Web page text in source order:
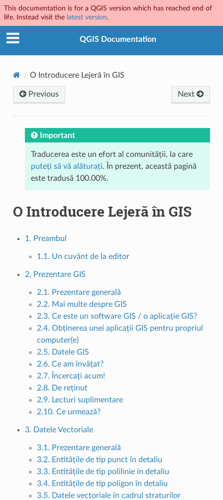
This documentation is for a QGIS version which has reached end of
life. Instead visit the latest version.
QGIS Documentation
O Introducere Lejeră în GIS
Previous Next
Important
Traducerea este un efort al comunității, la care
puteți să vă alăturați. În prezent, această pagină
este tradusă 100.00%.
O Introducere Lejeră în GIS
1. Preambul
1.1. Un cuvânt de la editor
2. Prezentare GIS
2.1. Prezentare generală
2.2. Mai multe despre GIS
2.3. Ce este un software GIS / o aplicație GIS?
2.4. Obținerea unei aplicații GIS pentru propriul
computer(e)
2.5. Datele GIS
2.6. Ce am învățat?
2.7. Încercați acum!
2.8. De reținut
2.9. Lecturi suplimentare
2.10. Ce urmează?
3. Datele Vectoriale
3.1. Prezentare generală
3.2. Entitățile de tip punct în detaliu
3.3. Entitățile de tip polilinie în detaliu
3.4. Entitățile de tip poligon în detaliu
3.5. Datele vectoriale în cadrul straturilor